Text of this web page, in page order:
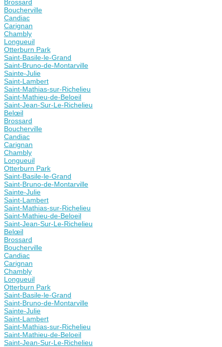
Brossard
Boucherville
Candiac
Carignan
Chambly
Longueuil
Otterburn Park
Saint-Basile-le-Grand
Saint-Bruno-de-Montarville
Sainte-Julie
Saint-Lambert
Saint-Mathias-sur-Richelieu
Saint-Mathieu-de-Beloeil
Saint-Jean-Sur-Le-Richelieu
Belœil
Brossard
Boucherville
Candiac
Carignan
Chambly
Longueuil
Otterburn Park
Saint-Basile-le-Grand
Saint-Bruno-de-Montarville
Sainte-Julie
Saint-Lambert
Saint-Mathias-sur-Richelieu
Saint-Mathieu-de-Beloeil
Saint-Jean-Sur-Le-Richelieu
Belœil
Brossard
Boucherville
Candiac
Carignan
Chambly
Longueuil
Otterburn Park
Saint-Basile-le-Grand
Saint-Bruno-de-Montarville
Sainte-Julie
Saint-Lambert
Saint-Mathias-sur-Richelieu
Saint-Mathieu-de-Beloeil
Saint-Jean-Sur-Le-Richelieu